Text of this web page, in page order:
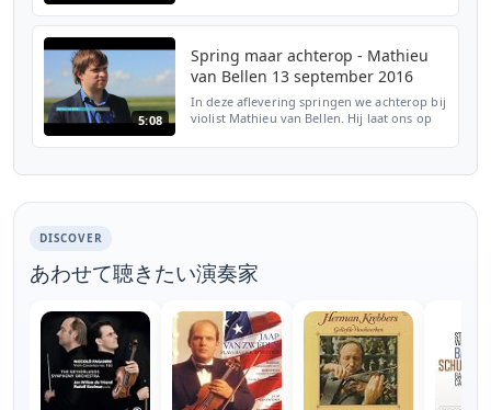
5:08
Spring maar achterop - Mathieu
van Bellen 13 september 2016
In deze aflevering springen we achterop bij
violist Mathieu van Bellen. Hij laat ons op
DISCOVER
あわせて聴きたい演奏家